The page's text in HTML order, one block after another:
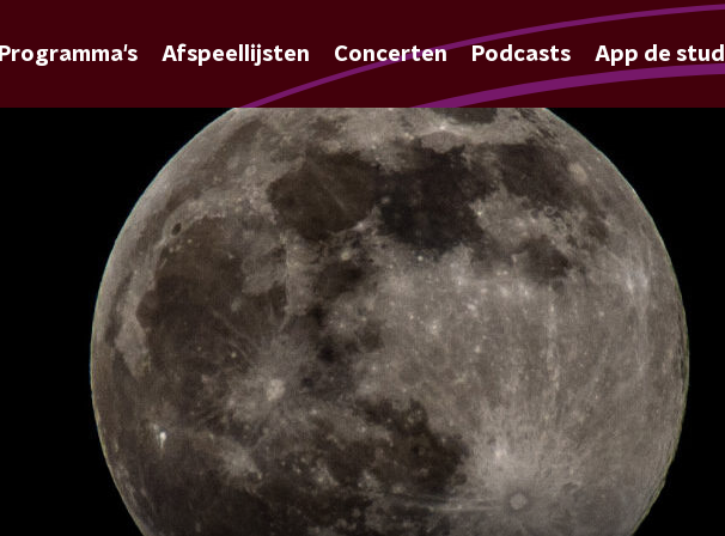
Programma's Afspeellijsten Concerten Podcasts App de